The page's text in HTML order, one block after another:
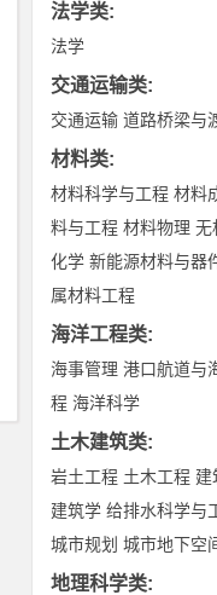
法学类:
法学
交通运输类:
交通运输 道路桥梁与
材料类:
材料科学与工程 材料
料与工程 材料物理 无
化学 新能源材料与器
属材料工程
海洋工程类:
海事管理 港口航道与
程 海洋科学
土木建筑类:
岩土工程 土木工程 建
建筑学 给排水科学与
城市规划 城市地下空
地理科学类: